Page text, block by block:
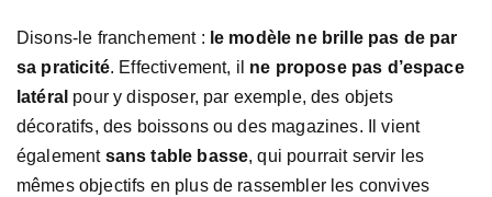
Disons-le franchement : le modèle ne brille pas de par
sa praticité. Effectivement, il ne propose pas d’espace
latéral pour y disposer, par exemple, des objets
décoratifs, des boissons ou des magazines. Il vient
également sans table basse, qui pourrait servir les
mêmes objectifs en plus de rassembler les convives